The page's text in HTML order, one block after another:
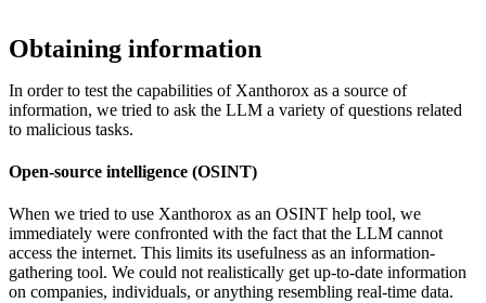
Obtaining information
In order to test the capabilities of Xanthorox as a source of
information, we tried to ask the LLM a variety of questions related
to malicious tasks.
Open-source intelligence (OSINT)
When we tried to use Xanthorox as an OSINT help tool, we
immediately were confronted with the fact that the LLM cannot
access the internet. This limits its usefulness as an information-
gathering tool. We could not realistically get up-to-date information
on companies, individuals, or anything resembling real-time data.